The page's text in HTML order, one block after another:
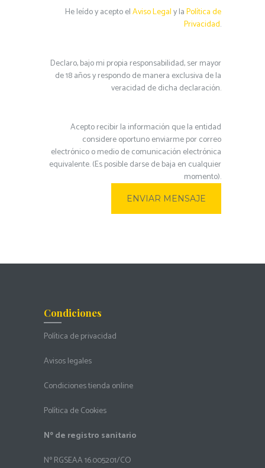
He leído y acepto elAviso Legaly laPolítica de
Privacidad.
Declaro, bajo mi propia responsabilidad, ser mayor
de 18 años y respondo de manera exclusiva de la
veracidad de dicha declaración.
Acepto recibir la información que la entidad
considere oportuno enviarme por correo
electrónico o medio de comunicación electrónica
equivalente. (Es posible darse de baja en cualquier
momento).
Condiciones
Política de privacidad
Avisos legales
Condiciones tienda online
Política de Cookies
Nº de registro sanitario
Nº RGSEAA 16.005201/CO